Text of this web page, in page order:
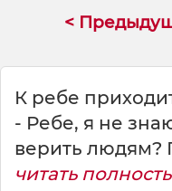
и
<
К ребе
- Ребе, я не
верить людям?
читать